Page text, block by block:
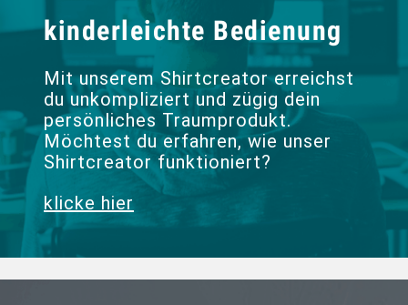
kinderleichte Bedienung
Mit unserem Shirtcreator erreichst
du unkompliziert und zügig dein
persönliches Traumprodukt.
Möchtest du erfahren, wie unser
Shirtcreator funktioniert?
klicke hier